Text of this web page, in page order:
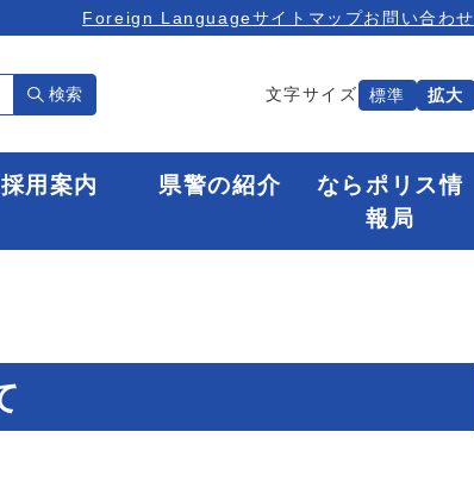
Foreign Languageサイトマップお問い合わせ
検索 文字サイズ 標準 拡大
採用案内 県警の紹介
ならポリス情
報局